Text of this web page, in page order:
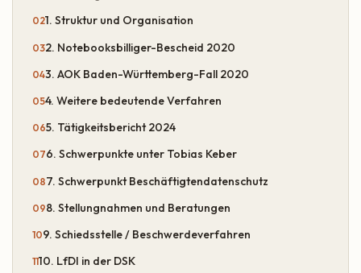
1. Struktur und Organisation
2. Notebooksbilliger-Bescheid 2020
3. AOK Baden-Württemberg-Fall 2020
4. Weitere bedeutende Verfahren
5. Tätigkeitsbericht 2024
6. Schwerpunkte unter Tobias Keber
7. Schwerpunkt Beschäftigtendatenschutz
8. Stellungnahmen und Beratungen
9. Schiedsstelle / Beschwerdeverfahren
10. LfDI in der DSK